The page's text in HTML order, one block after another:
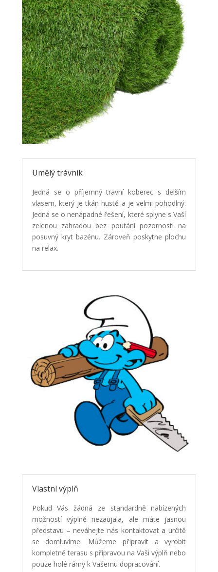
Umělý trávník
Jedná se o příjemný travní koberec s delším
vlasem, který je tkán hustě a je velmi pohodlný.
Jedná se o nenápadné řešení, které splyne s Vaší
zelenou zahradou bez poutání pozornosti na
posuvný kryt bazénu. Zároveň poskytne plochu
na relax.
Vlastní výplň
Pokud Vás žádná ze standardně nabízených
možností výplně nezaujala, ale máte jasnou
představu – neváhejte nás kontaktovat a určitě
se domluvíme. Můžeme připravit a vyrobit
kompletně terasu s přípravou na Vaši výplň nebo
pouze holé rámy k Vašemu dopracování.